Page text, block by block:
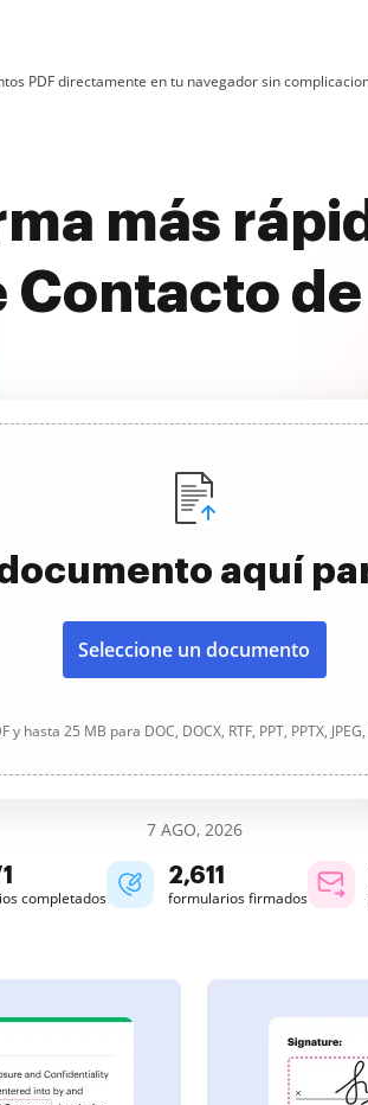
PDF directamente en tu navegador sin
más
Contacto de
aquí
Seleccione un documento
hasta 25 MB para DOC, DOCX, RTF, PPT, PPTX, JPEG,
7 AGO, 2026
completados
2,611
formularios firmados